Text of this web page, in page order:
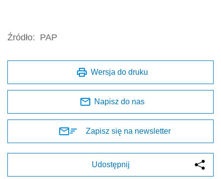
Źródło: PAP
Wersja do druku
Napisz do nas
Zapisz się na newsletter
Udostępnij